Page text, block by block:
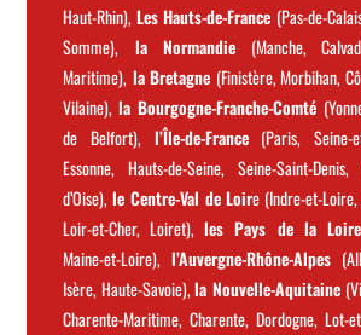
Haut-Rhin), Les Hauts-de-France (Pas-de-
Somme), la Normandie (Manche,
Maritime), la Bretagne (Finistère, Morbihan,
Vilaine),la Bourgogne-Franche-Comté
de Belfort), l’Île-de-France(Paris, Seine-
Essonne, Hauts-de-Seine, Seine-Saint-
d’Oise),le Centre-Val de Loire (Indre-et-
Loir-et-Cher, Loiret),les Pays de la Loire
Maine-et-Loire), l’Auvergne-Rhône-Alpes
Isère, Haute-Savoie),la Nouvelle-Aquitaine
Charente-Maritime, Charente, Dordogne, Lot-